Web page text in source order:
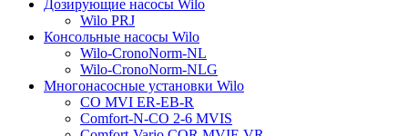
Дозирующие насосы Wilo
Wilo PRJ
Консольные насосы Wilo
Wilo-CronoNorm-NL
Wilo-CronoNorm-NLG
Многонасосные установки Wilo
CO MVI ER-EB-R
Comfort-N-CO 2-6 MVIS